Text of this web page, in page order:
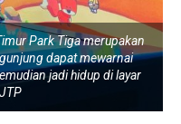
Park Tiga merupakan
dapat mewarnai
jadi hidup di layar